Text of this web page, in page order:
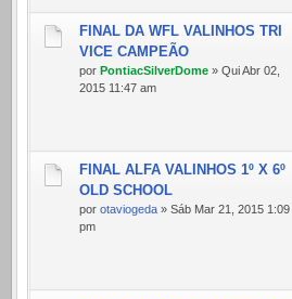
FINAL DA WFL VALINHOS TRI
VICE CAMPEÃO
por PontiacSilverDome » Qui Abr 02,
2015 11:47 am
FINAL ALFA VALINHOS 1º X 6º
OLD SCHOOL
por otaviogeda » Sáb Mar 21, 2015 1:09
pm